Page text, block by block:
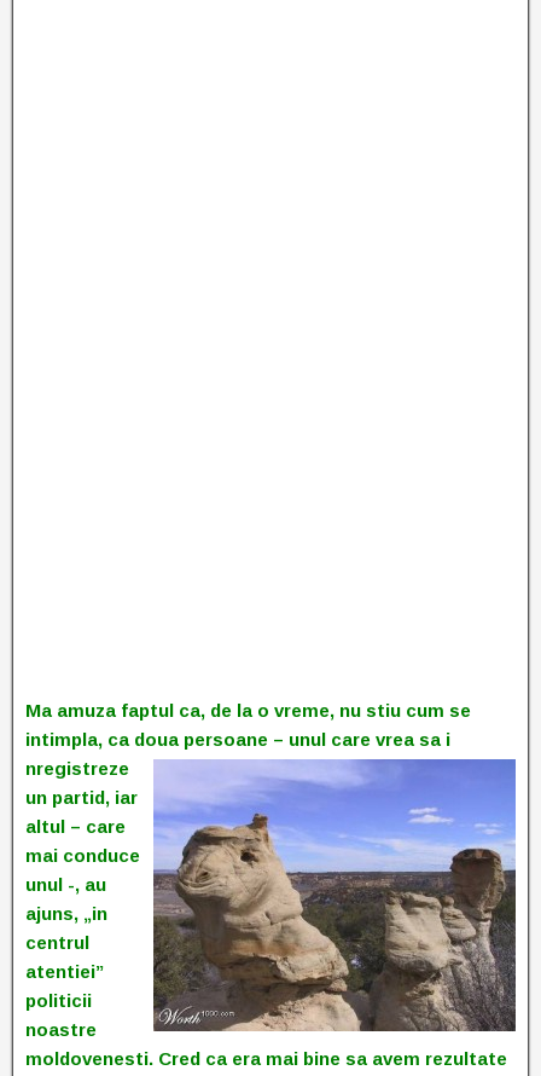
Ma amuza faptul ca, de la o vreme, nu stiu cum se
intimpla, ca doua persoane – unul care vrea sa i
nregistreze
un partid, iar
altul – care
mai conduce
unul -, au
ajuns, „in
centrul
atentiei”
politicii
noastre
moldovenesti. Cred ca era mai bine sa avem rezultate